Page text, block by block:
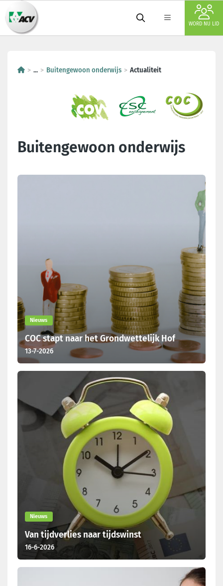
WORD NU LID
... Buitengewoon onderwijs Actualiteit
Buitengewoon onderwijs
Nieuws
COC stapt naar het Grondwettelijk Hof
13-7-2026
Nieuws
Van tijdverlies naar tijdswinst
16-6-2026